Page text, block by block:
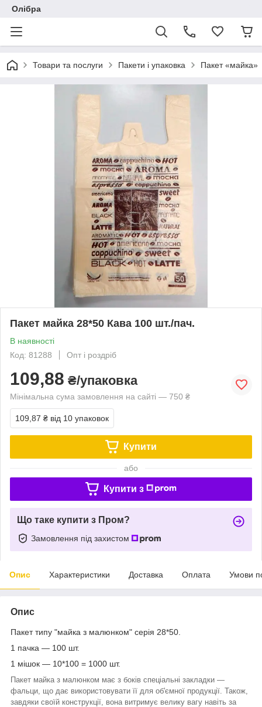
Олібра
Товари та послуги Пакети і упаковка Пакет «майка»
Пакет майка 28*50 Кава 100 шт./пач.
В наявності
Код: 81288
Опт і роздріб
109,88 ₴/упаковка
Мінімальна сума замовлення на сайті — 750 ₴
109,87 ₴ від 10 упаковок
Купити
або
Купити з
Що таке купити з Пром?
Замовлення під захистом
Опис Характеристики Доставка Оплата Умови
Опис
Пакет типу "майка з малюнком" серія 28*50.
1 пачка — 100 шт.
1 мішок — 10*100 = 1000 шт.
Пакет майка з малюнком має з боків спеціальні закладки —
фальци, що дає використовувати її для об'ємної продукції. Також,
завдяки своїй конструкції, вона витримує велику вагу навіть за